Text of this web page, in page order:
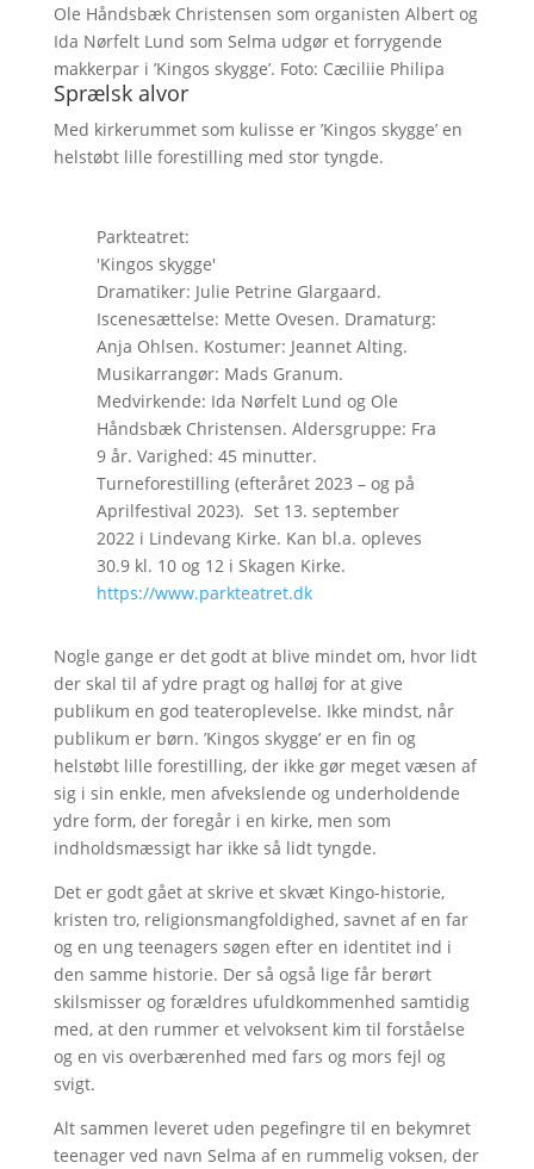
Ole Håndsbæk Christensen som organisten Albert og
Ida Nørfelt Lund som Selma udgør et forrygende
makkerpar i ’Kingos skygge’. Foto: Cæciliie Philipa
Sprælsk alvor
Med kirkerummet som kulisse er ’Kingos skygge’ en
helstøbt lille forestilling med stor tyngde.
Parkteatret:
'Kingos skygge'
Dramatiker: Julie Petrine Glargaard.
Iscenesættelse: Mette Ovesen. Dramaturg:
Anja Ohlsen. Kostumer: Jeannet Alting.
Musikarrangør: Mads Granum.
Medvirkende: Ida Nørfelt Lund og Ole
Håndsbæk Christensen. Aldersgruppe: Fra
9 år. Varighed: 45 minutter.
Turneforestilling (efteråret 2023 – og på
Aprilfestival 2023). Set 13. september
2022 i Lindevang Kirke. Kan bl.a. opleves
30.9 kl. 10 og 12 i Skagen Kirke.
https://www.parkteatret.dk
Nogle gange er det godt at blive mindet om, hvor lidt
der skal til af ydre pragt og halløj for at give
publikum en god teateroplevelse. Ikke mindst, når
publikum er børn. ’Kingos skygge’ er en fin og
helstøbt lille forestilling, der ikke gør meget væsen af
sig i sin enkle, men afvekslende og underholdende
ydre form, der foregår i en kirke, men som
indholdsmæssigt har ikke så lidt tyngde.
Det er godt gået at skrive et skvæt Kingo-historie,
kristen tro, religionsmangfoldighed, savnet af en far
og en ung teenagers søgen efter en identitet ind i
den samme historie. Der så også lige får berørt
skilsmisser og forældres ufuldkommenhed samtidig
med, at den rummer et velvoksent kim til forståelse
og en vis overbærenhed med fars og mors fejl og
svigt.
Alt sammen leveret uden pegefingre til en bekymret
teenager ved navn Selma af en rummelig voksen, der